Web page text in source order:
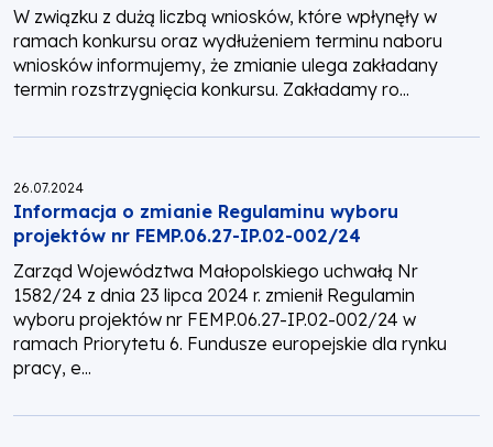
W związku z dużą liczbą wniosków, które wpłynęły w
ramach konkursu oraz wydłużeniem terminu naboru
wniosków informujemy, że zmianie ulega zakładany
termin rozstrzygnięcia konkursu. Zakładamy ro...
Opublikowano:
26.07.2024
Informacja o zmianie Regulaminu wyboru
projektów nr FEMP.06.27-IP.02-002/24
Zarząd Województwa Małopolskiego uchwałą Nr
1582/24 z dnia 23 lipca 2024 r. zmienił Regulamin
wyboru projektów nr FEMP.06.27-IP.02-002/24 w
ramach Priorytetu 6. Fundusze europejskie dla rynku
pracy, e...